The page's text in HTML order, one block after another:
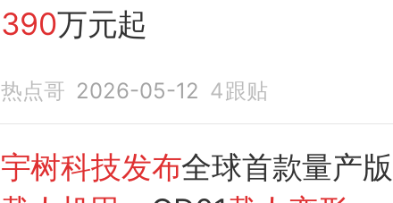
390万元起
热点哥 2026-05-12 4跟贴
宇树科技发布全球首款量产版